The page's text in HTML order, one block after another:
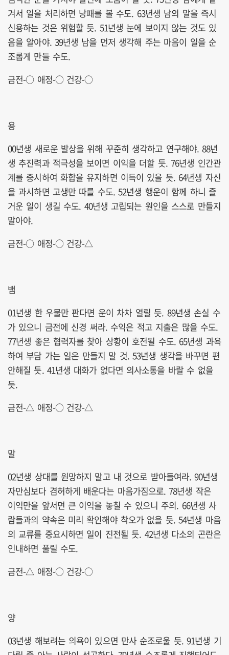
겨서 일을 처리하면 낭패를 볼 수도. 63년생 남의 말을 즉시
신용하는 것은 위험할 듯. 51년생 눈에 보이지 않는 것도 있
음을 알아야. 39년생 남을 먼저 생각해 주는 마음이 일을 순
조롭게 만들 수도.
금전-○ 애정-○ 건강-○
용
00년생 새로운 발상을 위해 꾸준히 생각하고 연구해야. 88년
생 추진력과 적극성을 보이면 이익을 더할 듯. 76년생 인간관
계를 중시하여 화합을 유지하면 이득이 있을 듯. 64년생 자신
을 과시하면 고생만 따를 수도. 52년생 행운이 함께 하니 즐
거운 일이 생길 수도. 40년생 고립되는 원인을 스스로 만들지
말아야.
금전-○ 애정-○ 건강-△
뱀
01년생 한 우물만 판다면 운이 차차 열릴 듯. 89년생 손실 수
가 있으니 금전에 신경 써라. 수익은 적고 지출은 많을 수도.
77년생 좋은 협력자를 찾아 상황이 호전될 수도. 65년생 과욕
하여 부담 가는 일은 만들지 말 것. 53년생 생각을 바꾸면 편
안해질 듯. 41년생 대화가 없다면 의사소통을 바랄 수 없을
듯.
금전-△ 애정-○ 건강-△
말
02년생 상대를 원망하지 말고 내 것으로 받아들여라. 90년생
자만심보다 겸허하게 배운다는 마음가짐으로. 78년생 작은
이익만을 앞서면 큰 이익을 놓칠 수 있으니 주의. 66년생 사
람들과의 약속은 미리 확인해야 착오가 없을 듯. 54년생 마음
의 교류를 중요시하면 일이 진전될 듯. 42년생 다소의 곤란은
인내하면 풀릴 수도.
금전-△ 애정-○ 건강-○
양
03년생 해보려는 의욕이 있으면 만사 순조로울 듯. 91년생 기